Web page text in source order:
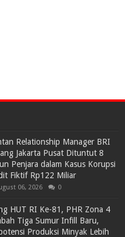
Relationship Manager BRI
Jakarta Pusat Dituntut 8
Penjara dalam Kasus Korupsi
Fiktif Rp122 Miliar
06, 2026 0
HUT RI Ke-81, PHR Zona 4
Tiga Sumur Infill Baru,
Produksi Minyak Lebih